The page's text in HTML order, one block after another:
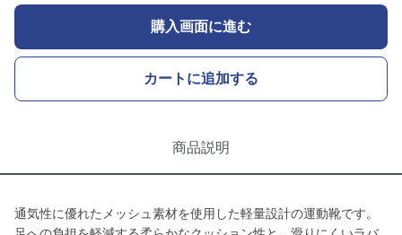
購入画面に進む
カートに追加する
商品説明
通気性に優れたメッシュ素材を使用した軽量設計の運動靴です。